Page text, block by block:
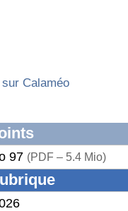
Calaméo
97 (PDF – 5.4 Mio)